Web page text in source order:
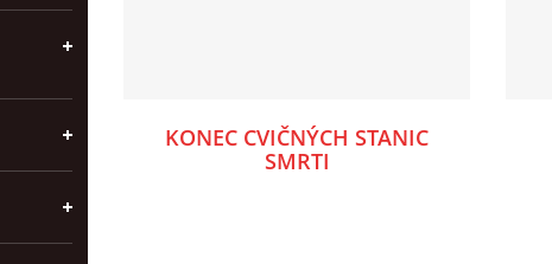
KONEC CVIČNÝCH STANIC
SMRTI